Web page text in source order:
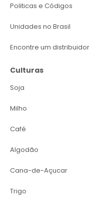
Politicas e Códigos
Unidades no Brasil
Encontre um distribuidor
Culturas
Soja
Milho
Café
Algodão
Cana-de-Açucar
Trigo